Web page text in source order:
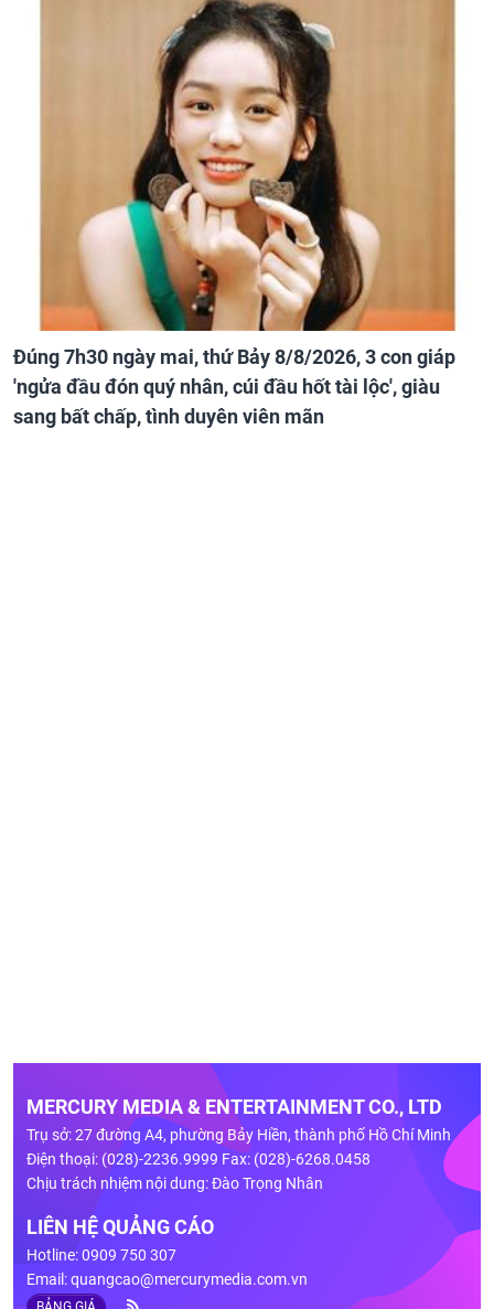
Đúng 7h30 ngày mai, thứ Bảy 8/8/2026, 3 con giáp
'ngửa đầu đón quý nhân, cúi đầu hốt tài lộc', giàu
sang bất chấp, tình duyên viên mãn
MERCURY MEDIA & ENTERTAINMENT CO., LTD
Trụ sở: 27 đường A4, phường Bảy Hiền, thành phố Hồ Chí Minh
Điện thoại: (028)-2236.9999 Fax: (028)-6268.0458
Chịu trách nhiệm nội dung: Đào Trọng Nhân
LIÊN HỆ QUẢNG CÁO
Hotline: 0909 750 307
Email:quangcao@mercurymedia.com.vn